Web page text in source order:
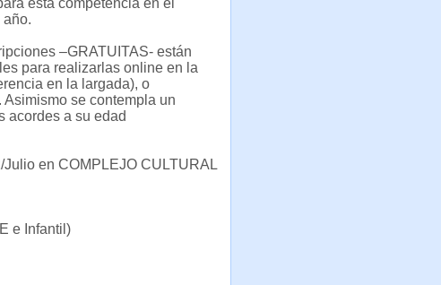
esta competencia en el
año.
–GRATUITAS- están
para realizarlas online en la
en la largada), o
se contempla un
acordes a su edad
en COMPLEJO CULTURAL
e Infantil)